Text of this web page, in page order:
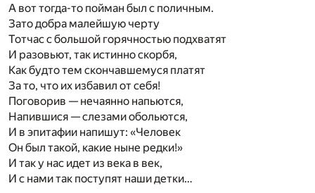
А вот тогда-то пойман был с поличным.
Зато добра малейшую черту
Тотчас с большой горячностью подхватят
И разовьют, так истинно скорбя,
Как будто тем скончавшемуся платят
За то, что их избавил от себя!
Поговорив — нечаянно напьются,
Напившися — слезами обольются,
И в эпитафии напишут: «Человек
Он был такой, какие ныне редки!»
И так у нас идет из века в век,
И с нами так поступят наши детки…